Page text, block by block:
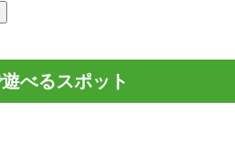
べるスポット